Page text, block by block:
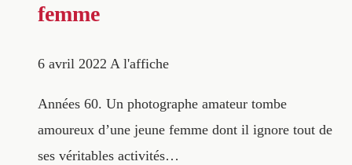
femme
6 avril 2022 A l'affiche
Années 60. Un photographe amateur tombe
amoureux d’une jeune femme dont il ignore tout de
ses véritables activités…